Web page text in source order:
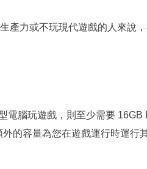
產力或不玩現代遊戲的人來說
電腦玩遊戲，則至少需要
的容量為您在遊戲運行時運行